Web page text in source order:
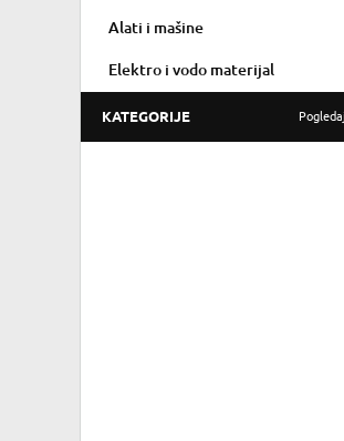
Alati i mašine
Elektro i vodo materijal
KATEGORIJE